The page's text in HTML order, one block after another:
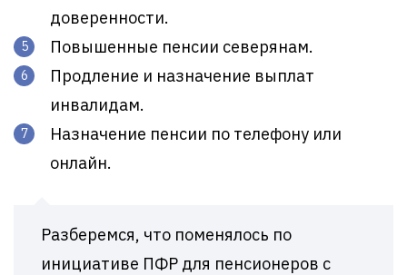
доверенности.
Повышенные пенсии северянам.
Продление и назначение выплат
инвалидам.
Назначение пенсии по телефону или
онлайн.
Разберемся, что поменялось по
инициативе ПФР для пенсионеров с